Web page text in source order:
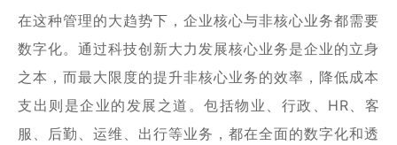
在这种管理的大趋势下，企业核心与非核心业务都需要
数字化。通过科技创新大力发展核心业务是企业的立身
之本，而最大限度的提升非核心业务的效率，降低成本
支出则是企业的发展之道。包括物业、行政、HR、客
服、后勤、运维、出行等业务，都在全面的数字化和透